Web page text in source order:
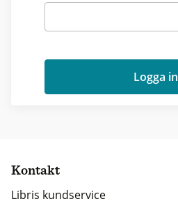
Logga in
Kontakt
Libris kundservice